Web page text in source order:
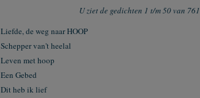
U ziet de gedichten 1 t/m 50 van 761
Liefde, de weg naar HOOP
Schepper van't heelal
Leven met hoop
Een Gebed
Dit heb ik lief